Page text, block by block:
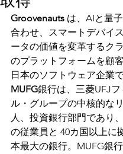
Groovenauts は、AIと量
合わせ、スマートデバイ
ータの価値を変革するク
のプラットフォームを顧
日本のソフトウェア企業で
MUFG銀行は、三菱UFJフ
ル・グループの中核的な
人、投資銀行部門であり
の従業員と 40カ国以上に
本最大の銀行。MUFG銀